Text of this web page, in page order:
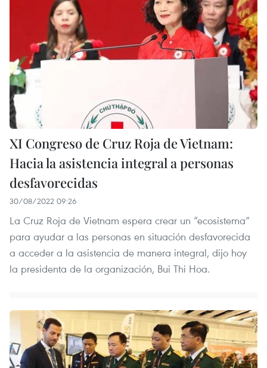
XI Congreso de Cruz Roja de Vietnam:
Hacia la asistencia integral a personas
desfavorecidas
30/08/2022 09:26
La Cruz Roja de Vietnam espera crear un “ecosistema”
para ayudar a las personas en situación desfavorecida
a acceder a la asistencia de manera integral, dijo hoy
la presidenta de la organización, Bui Thi Hoa.